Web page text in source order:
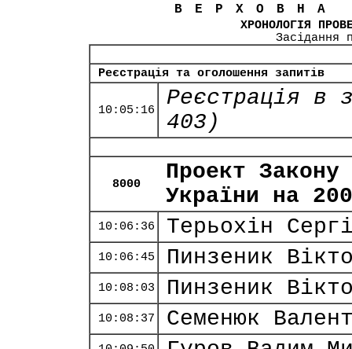
ХРОНОЛОГІЯ
Засідання
Реєстрація та оголошення запитів
10:05:16
Реєстрація в
403)
8000
Проект
України на
10:06:36 Терьохін
10:06:45 Пинзеник
10:08:03 Пинзеник
10:08:37 Семенюк